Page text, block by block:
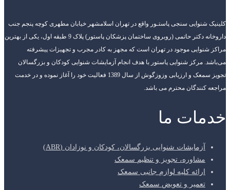
کلینیک شنوایی سنجی پاستـور واقع در تهران اسلامشهر خیابان مطهری کوچه پنجم جنب
داروخانه دکتر حاتمی (روبروی ساختمان پزشکان پاستور) پلاک 9 طبقه اول، یکی از بهترین
مراکز شنوایی موجود در تهران است که مجهز به کادر مجرب و تجهیزات پیشرفته
می‌باشد. مرکز شنوایی پاستور با هدف انجام آزمایشات شنوایی کودکان و بزرگسالان
تجویز سمعک و ارزیابی وزوزگوش از سال 1389 فعالیت خود را آغاز نموده و در خدمت
مراجعه کنندگان محترم می باشد.
خدمات ما
آزمایشات شنوایی بزرگسالان، کودکان و نوزادان (ABR)
مشاوره، تجویز و تنظیم سمعک
ارائه کلیه لوازم جانبی سمعک
تعمیر و تعویض سمعک